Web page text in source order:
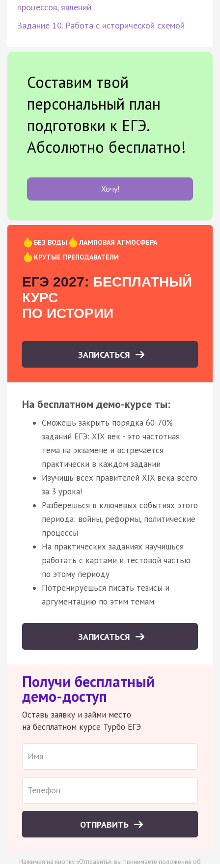
процессов, явлений
Задание 10. Работа с исторической схемой
Составим твой
персональный план
подготовки к ЕГЭ.
Абсолютно бесплатно!
Хочу!
БЕЗ ВОДЫ
ЛАМПОВАЯ АТМОСФЕРА
КРУТЫЕ ПРЕПОДАВАТЕЛИ
ЕГЭ 2027: БЕСПЛАТНЫЙ
КУРС
ПО ИСТОРИИ
ЗАПИСАТЬСЯ
На бесплатном демо-курсе ты:
Сможешь закрыть порядка 60-70%
заданий ЕГЭ: XIX век - это частотная
тема на экзамене и встречается
практически в каждом задании
Изучишь всех правителей XIX века всего
за 3 урока!
Разберешься в ключевых событиях этого
периода: войны, реформы, политические
процессы
На практических заданиях научишься
работать с картами и тестовой частью
по этому периоду
Потренируешься писать тезисы и
аргументацию по этим темам
ЗАПИСАТЬСЯ
Получи бесплатный
демо-доступ
Оставь заявку и займи место
на бесплатном курсе Турбо ЕГЭ
ОТПРАВИТЬ
Нажимая на кнопку «Отправить», вы принимаете положение об